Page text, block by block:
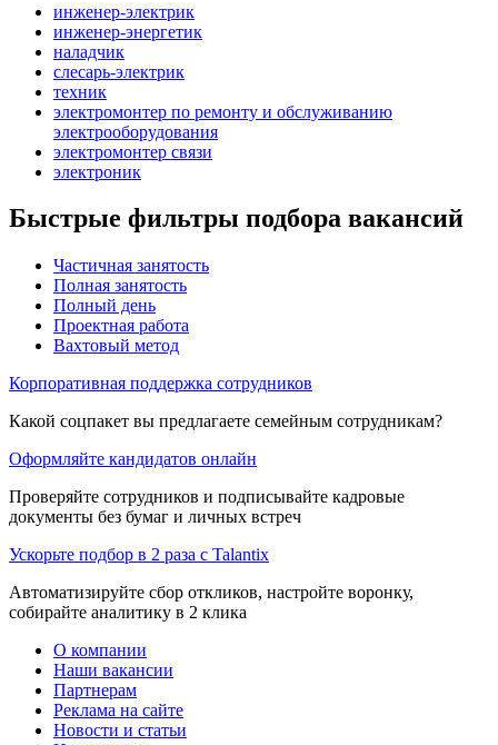
инженер-электрик
инженер-энергетик
наладчик
слесарь-электрик
техник
электромонтер по ремонту и обслуживанию
электрооборудования
электромонтер связи
электроник
Быстрые фильтры подбора вакансий
Частичная занятость
Полная занятость
Полный день
Проектная работа
Вахтовый метод
Корпоративная поддержка сотрудников
Какой соцпакет вы предлагаете семейным сотрудникам?
Оформляйте кандидатов онлайн
Проверяйте сотрудников и подписывайте кадровые
документы без бумаг и личных встреч
Ускорьте подбор в 2 раза с Talantix
Автоматизируйте сбор откликов, настройте воронку,
собирайте аналитику в 2 клика
О компании
Наши вакансии
Партнерам
Реклама на сайте
Новости и статьи